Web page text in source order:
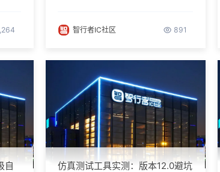
智行者IC社区 891
自
仿真测试工具实测：版本12.0避坑